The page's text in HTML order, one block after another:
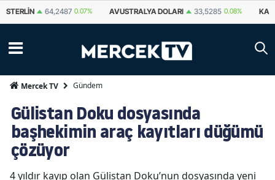
STERLIN 64,2487 0.07% AVUSTRALYA DOLARI 33,5285 0.08%
Mercek TV Gündem
Gülistan Doku dosyasında
başhekimin araç kayıtları düğümü
çözüyor
4 yıldır kayıp olan Gülistan Doku’nun dosyasında yeni